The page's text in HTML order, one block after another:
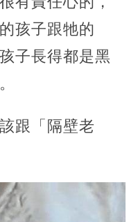
孩子跟牠的
子長得都是黑
跟「隔壁老